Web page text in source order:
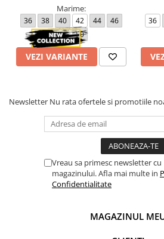
Marime:
36 38 40 42 44
46
48
50
VEZI VARIANTE
36
Newsletter Nu rata ofertele si promotiile
Vreau sa primesc newsletter
magazinului. Afla mai multe in
Confidentialitate
MAGAZINUL